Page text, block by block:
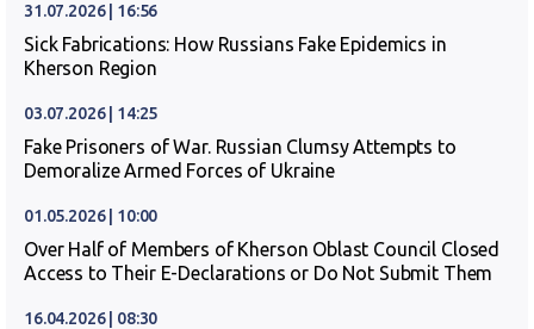
31.07.2026 | 16:56
Sick Fabrications: How Russians Fake Epidemics in
Kherson Region
03.07.2026 | 14:25
Fake Prisoners of War. Russian Clumsy Attempts to
Demoralize Armed Forces of Ukraine
01.05.2026 | 10:00
Over Half of Members of Kherson Oblast Council Closed
Access to Their E-Declarations or Do Not Submit Them
16.04.2026 | 08:30